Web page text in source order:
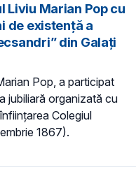
Liviu Marian Pop cu
de existență a
din Galați
Pop, a participat
jubiliară organizată cu
Colegiul
1867).